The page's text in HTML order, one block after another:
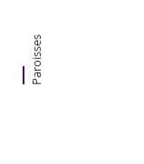
Paroisses